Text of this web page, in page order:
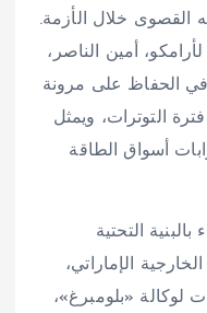
القصوى خلال الأزمة.
أمين الناصر،
في الحفاظ على مرونة
التوترات، ويمثل
أسواق الطاقة
التحتية
الإماراتي،
لوكالة «بلومبرغ»،